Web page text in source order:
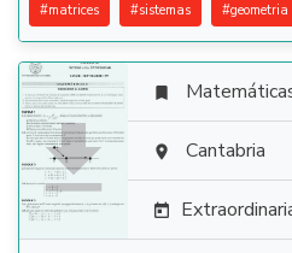
#matrices #sistemas #geometria


 Cantabria
